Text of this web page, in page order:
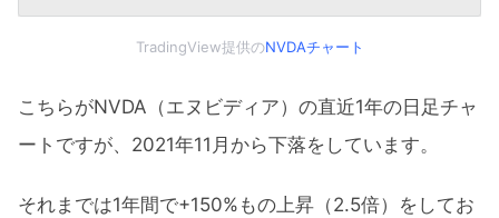
TradingView提供のNVDAチャート
こちらがNVDA（エヌビディア）の直近1年の日足チャ
ートですが、2021年11月から下落をしています。
それまでは1年間で+150%もの上昇（2.5倍）をしてお